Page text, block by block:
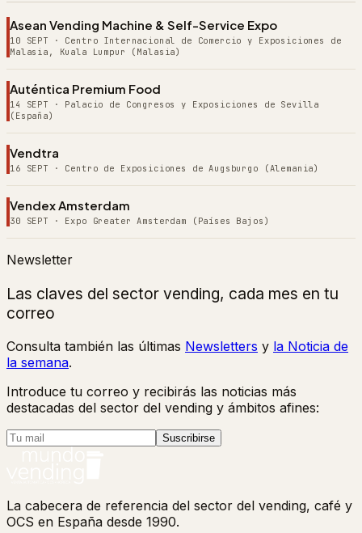
Asean Vending Machine & Self-Service Expo
10 SEPT · Centro Internacional de Comercio y Exposiciones de
Malasia, Kuala Lumpur (Malasia)
Auténtica Premium Food
14 SEPT · Palacio de Congresos y Exposiciones de Sevilla
(España)
Vendtra
16 SEPT · Centro de Exposiciones de Augsburgo (Alemania)
Vendex Amsterdam
30 SEPT · Expo Greater Amsterdam (Países Bajos)
Newsletter
Las claves del sector vending, cada mes en tu
correo
Consulta también las últimas Newsletters y la Noticia de
la semana.
Introduce tu correo y recibirás las noticias más
destacadas del sector del vending y ámbitos afines:
Suscribirse
La cabecera de referencia del sector del vending, café y
OCS en España desde 1990.